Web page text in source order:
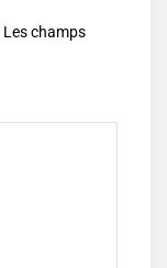
Les champs